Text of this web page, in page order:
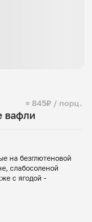
вафли
≈ 845₽ / порц.
на безглютеновой
слабосоленой
с ягодой -